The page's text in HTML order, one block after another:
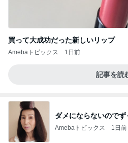
買って大成功だった新しいリップ
Amebaトピックス 1日前
記事を読
ダメにならないので
Amebaトピックス 1日前